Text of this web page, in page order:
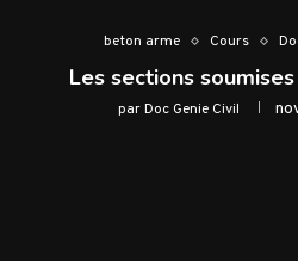
beton arme Cours
Les sections
parDoc Genie Civil